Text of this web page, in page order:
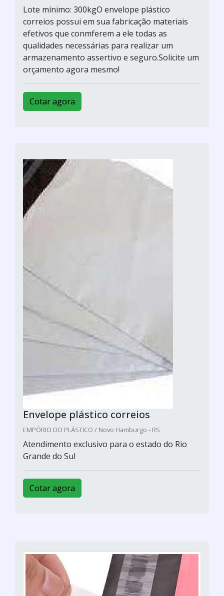
Lote mínimo: 300kgO envelope plástico
correios possui em sua fabricação materiais
efetivos que conmferem a ele todas as
qualidades necessárias para realizar um
armazenamento assertivo e seguro.Solicite um
orçamento agora mesmo!
Cotar agora
Envelope plástico correios
EMPÓRIO DO PLÁSTICO / Novo Hamburgo - RS
Atendimento exclusivo para o estado do Rio
Grande do Sul
Cotar agora